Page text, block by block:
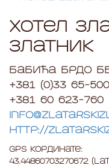
Хотел
златник
Бабића брдо
+381 (0)33 65-
+381 60 623-760
http://
GPS Кординате:
43.44860703270672